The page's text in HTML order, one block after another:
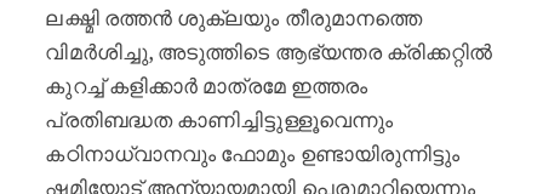
ലക്ഷ്മി രത്തൻ ശുക്ലയും തീരുമാനത്തെ
വിമർശിച്ചു, അടുത്തിടെ ആഭ്യന്തര ക്രിക്കറ്റിൽ
കുറച്ച് കളിക്കാർ മാത്രമേ ഇത്തരം
പ്രതിബദ്ധത കാണിച്ചിട്ടുള്ളൂവെന്നും
കഠിനാധ്വാനവും ഫോമും ഉണ്ടായിരുന്നിട്ടും
ഷമിയോട് അന്യായമായി പെരുമാറിയെന്നും